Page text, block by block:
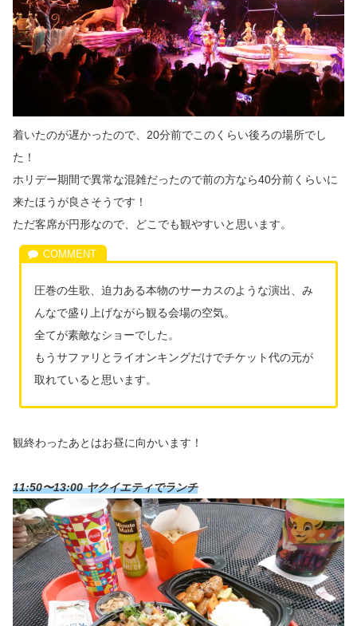
着いたのが遅かったので、20分前でこのくらい後ろの場所でし
た！
ホリデー期間で異常な混雑だったので前の方なら40分前くらいに
来たほうが良さそうです！
ただ客席が円形なので、どこでも観やすいと思います。
圧巻の生歌、迫力ある本物のサーカスのような演出、み
んなで盛り上げながら観る会場の空気。
全てが素敵なショーでした。
もうサファリとライオンキングだけでチケット代の元が
取れていると思います。
観終わったあとはお昼に向かいます！
11:50〜13:00 ヤクイエティでランチ